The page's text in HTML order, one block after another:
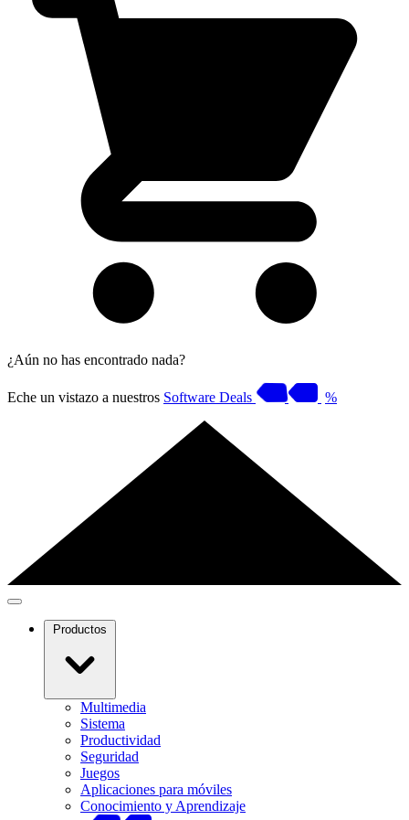
¿Aún no has encontrado nada?
Eche un vistazo a nuestros Software Deals %
Productos
Multimedia
Sistema
Productividad
Seguridad
Juegos
Aplicaciones para móviles
Conocimiento y Aprendizaje